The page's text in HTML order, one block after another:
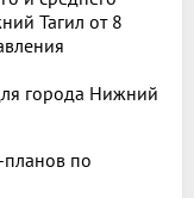
Тагил от 8
города Нижний
планов по